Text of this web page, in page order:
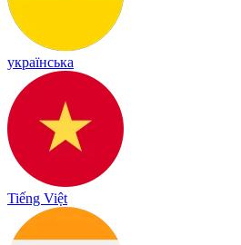
українська
Tiếng Việt